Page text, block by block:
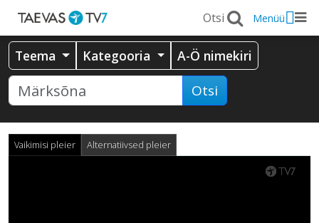
Menüü
Teema Kategooria A-Ö nimekiri
Otsi
Vaikimisi pleier Alternatiivsed pleier